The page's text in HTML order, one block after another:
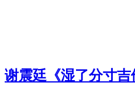
谢震廷《湿了分寸